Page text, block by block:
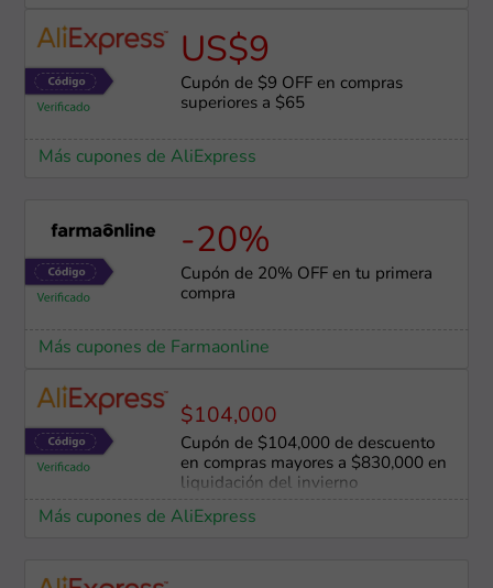
US$9
Cupón de $9 OFF en compras
superiores a $65
Más cupones de AliExpress
-20%
Cupón de 20% OFF en tu primera
compra
Más cupones de Farmaonline
$104,000
Cupón de $104,000 de descuento
en compras mayores a $830,000 en
liquidación del invierno
Más cupones de AliExpress